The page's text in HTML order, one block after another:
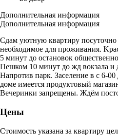
Дополнительная информация
Дополнительная информация
Сдам уютную квартиру посуточно
необходимое для проживания.
5 минут до остановок
Пешком 10 минут до жд вокзала и
Напротив парк. Заселение в с 6-
доме имеется продуктовый
Вечеринки запрещены. Ждём
Цены
Стоимость указана за квартиру